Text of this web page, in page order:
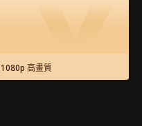
1080p 高畫質